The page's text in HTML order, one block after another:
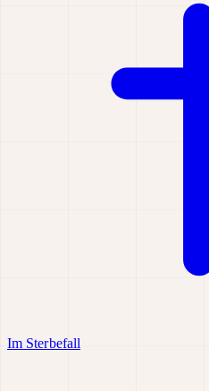
Im Sterbefall